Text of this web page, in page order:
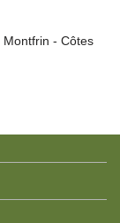
- Côtes